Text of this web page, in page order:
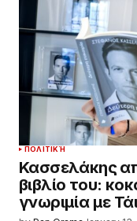
ΠΟΛΙΤΙΚΉ
Κασσελάκης
βιβλίο του:
γνωριμία με